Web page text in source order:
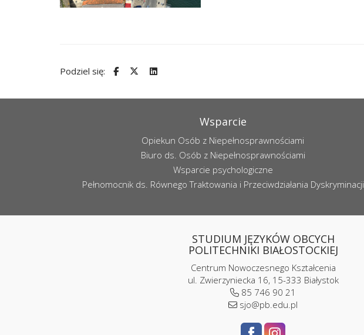
Podziel się:
Wsparcie
Opiekun Osób z Niepełnosprawnościami
Biuro ds. Osób z Niepełnosprawnościami
Wsparcie psychologiczne
Pełnomocnik ds. Równego Traktowania i Przeciwdziałania Dyskryminacji
STUDIUM JĘZYKÓW OBCYCH
POLITECHNIKI BIAŁOSTOCKIEJ
Centrum Nowoczesnego Kształcenia
ul. Zwierzyniecka 16, 15-333 Białystok
85 746 90 21
sjo@pb.edu.pl